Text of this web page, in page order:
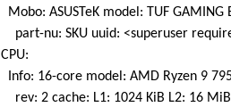
Mobo: ASUSTeK model: TUF
part-nu: SKU uuid: <superuser
CPU:
Info: 16-core model: AMD Ryzen 9
rev: 2 cache: L1: 1024 KiB L2: 16